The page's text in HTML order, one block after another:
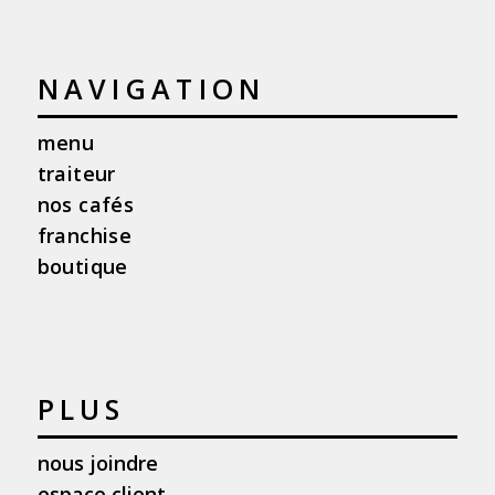
NAVIGATION
menu
traiteur
nos cafés
franchise
boutique
PLUS
nous joindre